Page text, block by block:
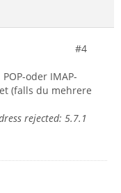
#4
oder IMAP-
(falls du mehrere
rejected: 5.7.1